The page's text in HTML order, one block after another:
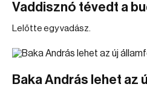
Vaddisznó tévedt a
Lelőtte egy vadász.
Baka András lehet az